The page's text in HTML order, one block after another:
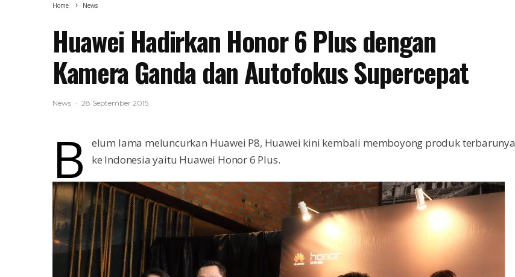
Home News
Huawei Hadirkan Honor 6 Plus dengan
Kamera Ganda dan Autofokus Supercepat
News · 28 September 2015
B
elum lama meluncurkan Huawei P8, Huawei kini kembali memboyong produk terbarunya
ke Indonesia yaitu Huawei Honor 6 Plus.